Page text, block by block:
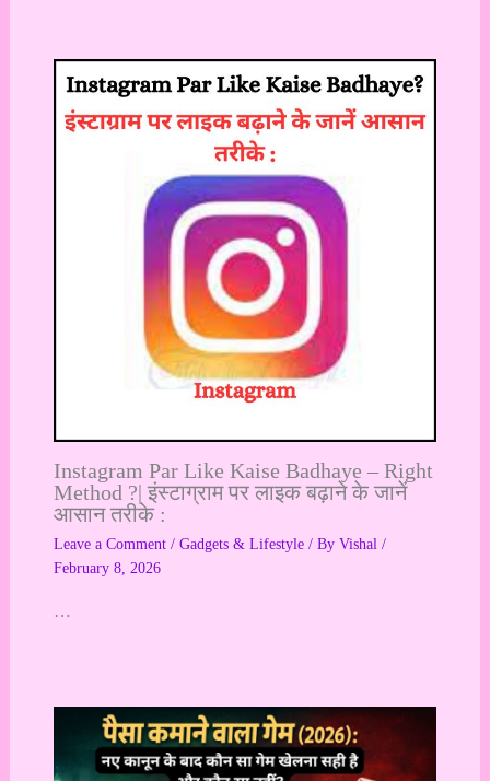
Instagram Par Like Kaise Badhaye – Right
Method ?| इंस्टाग्राम पर लाइक बढ़ाने के जानें
आसान तरीके :
Leave a Comment / Gadgets & Lifestyle/ By Vishal /
February 8, 2026
…